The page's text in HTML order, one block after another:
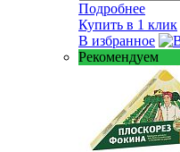
Подробнее
Купить в 1 клик
В избранное
Рекомендуем